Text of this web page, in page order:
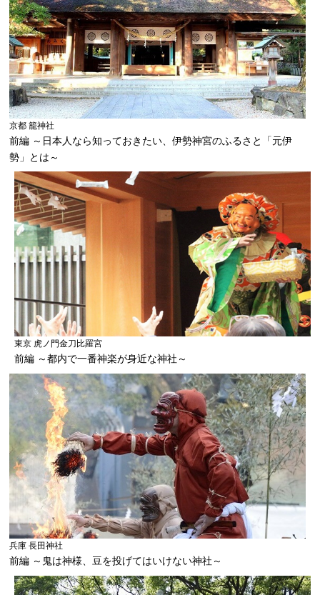
京都 籠神社
前編 ～日本人なら知っておきたい、伊勢神宮のふるさと「元伊
勢」とは～
東京 虎ノ門金刀比羅宮
前編 ～都内で一番神楽が身近な神社～
兵庫 長田神社
前編 ～鬼は神様、豆を投げてはいけない神社～